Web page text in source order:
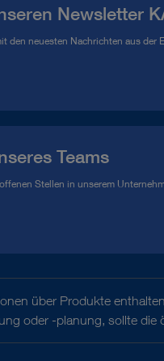
Newsletter
den neuesten Nachrichten aus
Teams
Stellen in unserem
über Produkte
oder -planung, sollte